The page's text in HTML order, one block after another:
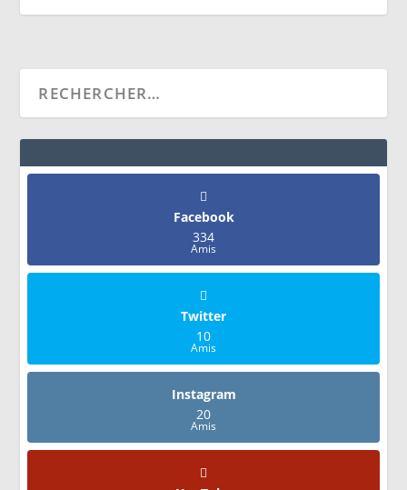
Facebook
334
Amis
Twitter
10
Amis
Instagram
20
Amis